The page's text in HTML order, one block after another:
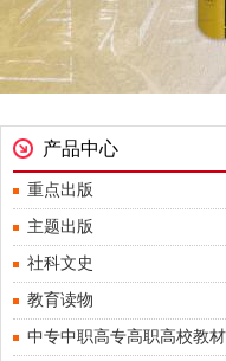
产品中心
重点出版
主题出版
社科文史
教育读物
中专中职高专高职高校教材